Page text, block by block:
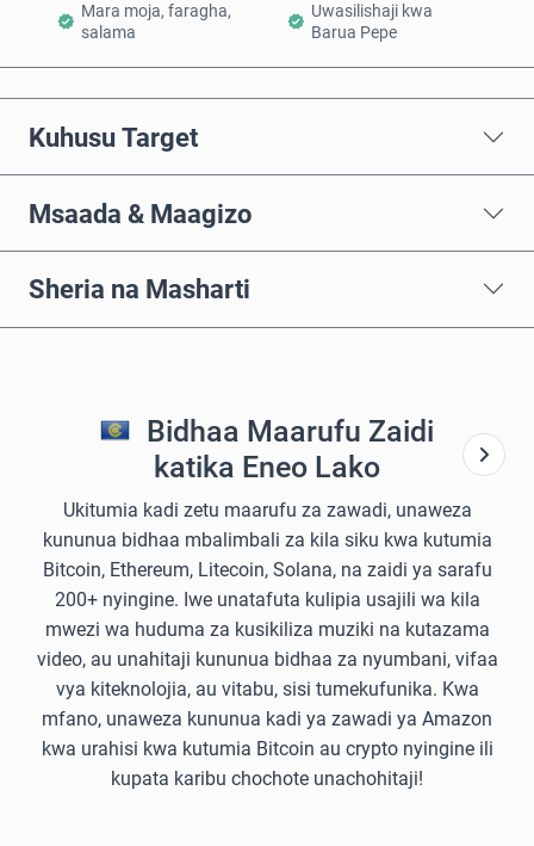
Mara moja, faragha,
salama
Uwasilishaji kwa
Barua Pepe
Kuhusu Target
Msaada & Maagizo
Sheria na Masharti
Bidhaa Maarufu Zaidi
katika Eneo Lako
Ukitumia kadi zetu maarufu za zawadi, unaweza
kununua bidhaa mbalimbali za kila siku kwa kutumia
Bitcoin, Ethereum, Litecoin, Solana, na zaidi ya sarafu
200+ nyingine. Iwe unatafuta kulipia usajili wa kila
mwezi wa huduma za kusikiliza muziki na kutazama
video, au unahitaji kununua bidhaa za nyumbani, vifaa
vya kiteknolojia, au vitabu, sisi tumekufunika. Kwa
mfano, unaweza kununua kadi ya zawadi ya Amazon
kwa urahisi kwa kutumia Bitcoin au crypto nyingine ili
kupata karibu chochote unachohitaji!